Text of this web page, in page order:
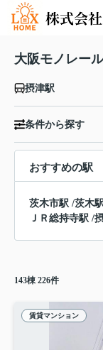
大阪モノレー
摂津駅
条件から探す
おすすめの駅
茨木市駅 /茨木
ＪＲ総持寺駅 /
143棟 226件
賃貸マンション